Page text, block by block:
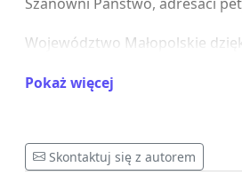
Województwo Małopolskie
zaangażowaniu jako pierwszy
użyteczności publicznej,
budżetu województwa i
Pokaż więcej
Skontaktuj się z autorem